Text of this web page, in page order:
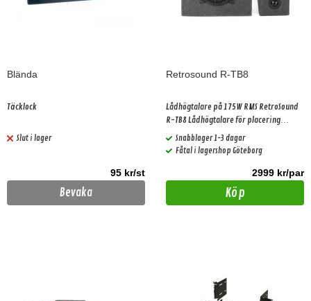
Blända
Täcklock
Slut i lager
95 kr/st
Bevaka
Retrosound R-TB8
Lådhögtalare på 175W RMS RetroSound
R-TB8 Lådhögtalare för placering
bakom Ryggstödet i Pickuper ,skåpbilar
m,m
Snabblager 1-3 dagar
Fåtal i lagershop Göteborg
2999 kr/par
Köp